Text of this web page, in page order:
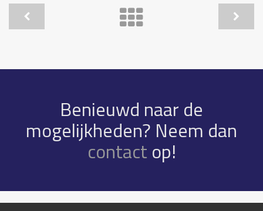
Benieuwd naar de
mogelijkheden? Neem dan
contact op!